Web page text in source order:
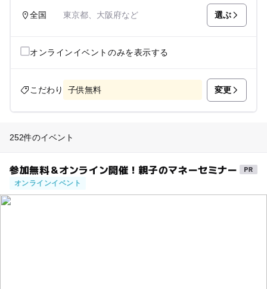
全国 東京都、大阪府など 選ぶ
オンラインイベントのみを表示する
こだわり 子供無料 変更
252件のイベント
参加無料＆オンライン開催！親子のマネーセミナー
オンラインイベント